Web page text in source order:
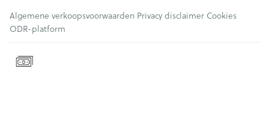
Algemene verkoopsvoorwaarden Privacy disclaimer Cookies
ODR-platform